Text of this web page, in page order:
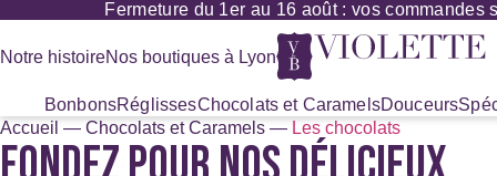
Fermeture du 1er au 16 août : vos commandes
Notre histoireNos boutiques à Lyon
BonbonsRéglissesChocolats et CaramelsDouceurs
Accueil — Chocolats et Caramels — Les chocolats
Panneau de gestion des cookies